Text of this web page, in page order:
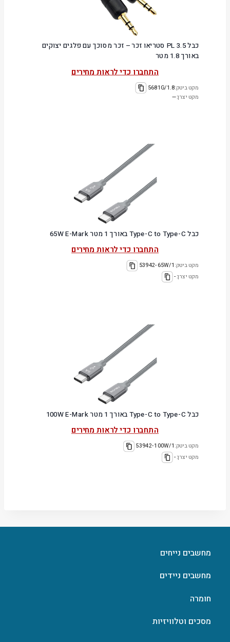
כבל PL 3.5 סטריאו זכר – זכר מסוכך עם פלגים יצוקים
באורך 1.8 מטר
התחברו כדי לראות מחירים
מקט ביטק:5681G/1.8
מקט יצרן:—
כבל Type-C to Type-C באורך 1 מטר 65W E-Mark
התחברו כדי לראות מחירים
מקט ביטק:53942-65W/1
מקט יצרן:-
כבל Type-C to Type-C באורך 1 מטר 100W E-Mark
התחברו כדי לראות מחירים
מקט ביטק:53942-100W/1
מקט יצרן:-
מחשבים נייחים
מחשבים ניידים
חומרה
מסכים וטלוויזיות